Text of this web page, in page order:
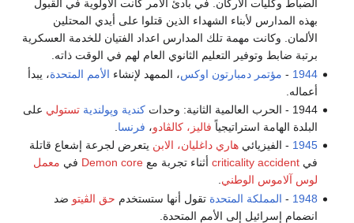
الضباط وكليات الأركان. في بادئ الأمر كانت الأولوية في القبول
بهذه المدارس لأبناء الشهداء الذين قتلوا على أيدي المحتلين
الألمان. وكانت مهمة تلك المدارس اعداد الفتيان للخدمة العسكرية
برتبة ضابط وتوفير التعليم الثانوي العام لهم في الوقت ذاته.
1944
- مؤتمر دمبارتون اوكس، الممهد لإنشاء الأمم المتحدة، يبدأ
أعماله.
1944 - الحرب العالمية الثانية: وحدات
كندية وپولندية تستولي على
البلدة الهامة استراتيجياً فاليز، كالڤادو، فرنسا
1945 - الفيزيائيهاري داغليان، الابن يتعرض لجرعة إشعاع قاتلة
فيcriticality accident أثناء تجربة معDemon core في معمل
لوس آلاموس الوطني.
1948
- المملكة المتحدة تقول أنها ستستخدم حق الڤيتو ضد
انضمام إسرائيل إلى الأمم المتحدة.